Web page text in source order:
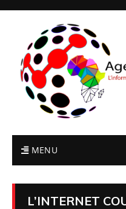
MENU
L’INTERNET